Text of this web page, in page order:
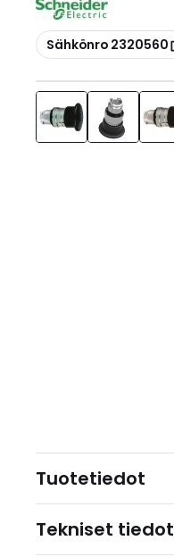
Kopioi
Sähkönro 2320560
Tuotetiedot
Tekniset tiedot